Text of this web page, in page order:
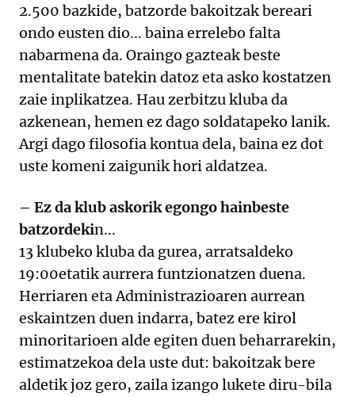
2.500 bazkide, batzorde bakoitzak bereari
ondo eusten dio... baina errelebo falta
nabarmena da. Oraingo gazteak beste
mentalitate batekin datoz eta asko kostatzen
zaie inplikatzea. Hau zerbitzu kluba da
azkenean, hemen ez dago soldatapeko lanik.
Argi dago filosofia kontua dela, baina ez dot
uste komeni zaigunik hori aldatzea.
– Ez da klub askorik egongo hainbeste
batzordekin...
13 klubeko kluba da gurea, arratsaldeko
19:00etatik aurrera funtzionatzen duena.
Herriaren eta Administrazioaren aurrean
eskaintzen duen indarra, batez ere kirol
minoritarioen alde egiten duen beharrarekin,
estimatzekoa dela uste dut: bakoitzak bere
aldetik joz gero, zaila izango lukete diru-bila